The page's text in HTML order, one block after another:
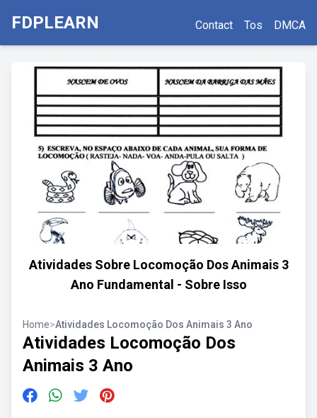
FDPLEARN Contact Tos DMCA
Atividades Sobre Locomoção Dos Animais 3
Ano Fundamental - Sobre Isso
Home>Atividades Locomoção Dos Animais 3 Ano
Atividades Locomoção Dos
Animais 3 Ano